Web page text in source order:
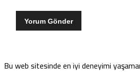
Yorum Gönder
Bu web sitesinde en iyi deneyimi